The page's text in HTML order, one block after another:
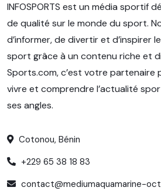
INFOSPORTS est un média sportif
de qualité sur le monde du sport.
d’informer, de divertir et d’inspirer
sport grâce à un contenu riche et
Sports.com, c’est votre partenaire
vivre et comprendre l’actualité
ses angles.
Cotonou, Bénin
+229 65 38 18 83
contact@mediumaquamarine-